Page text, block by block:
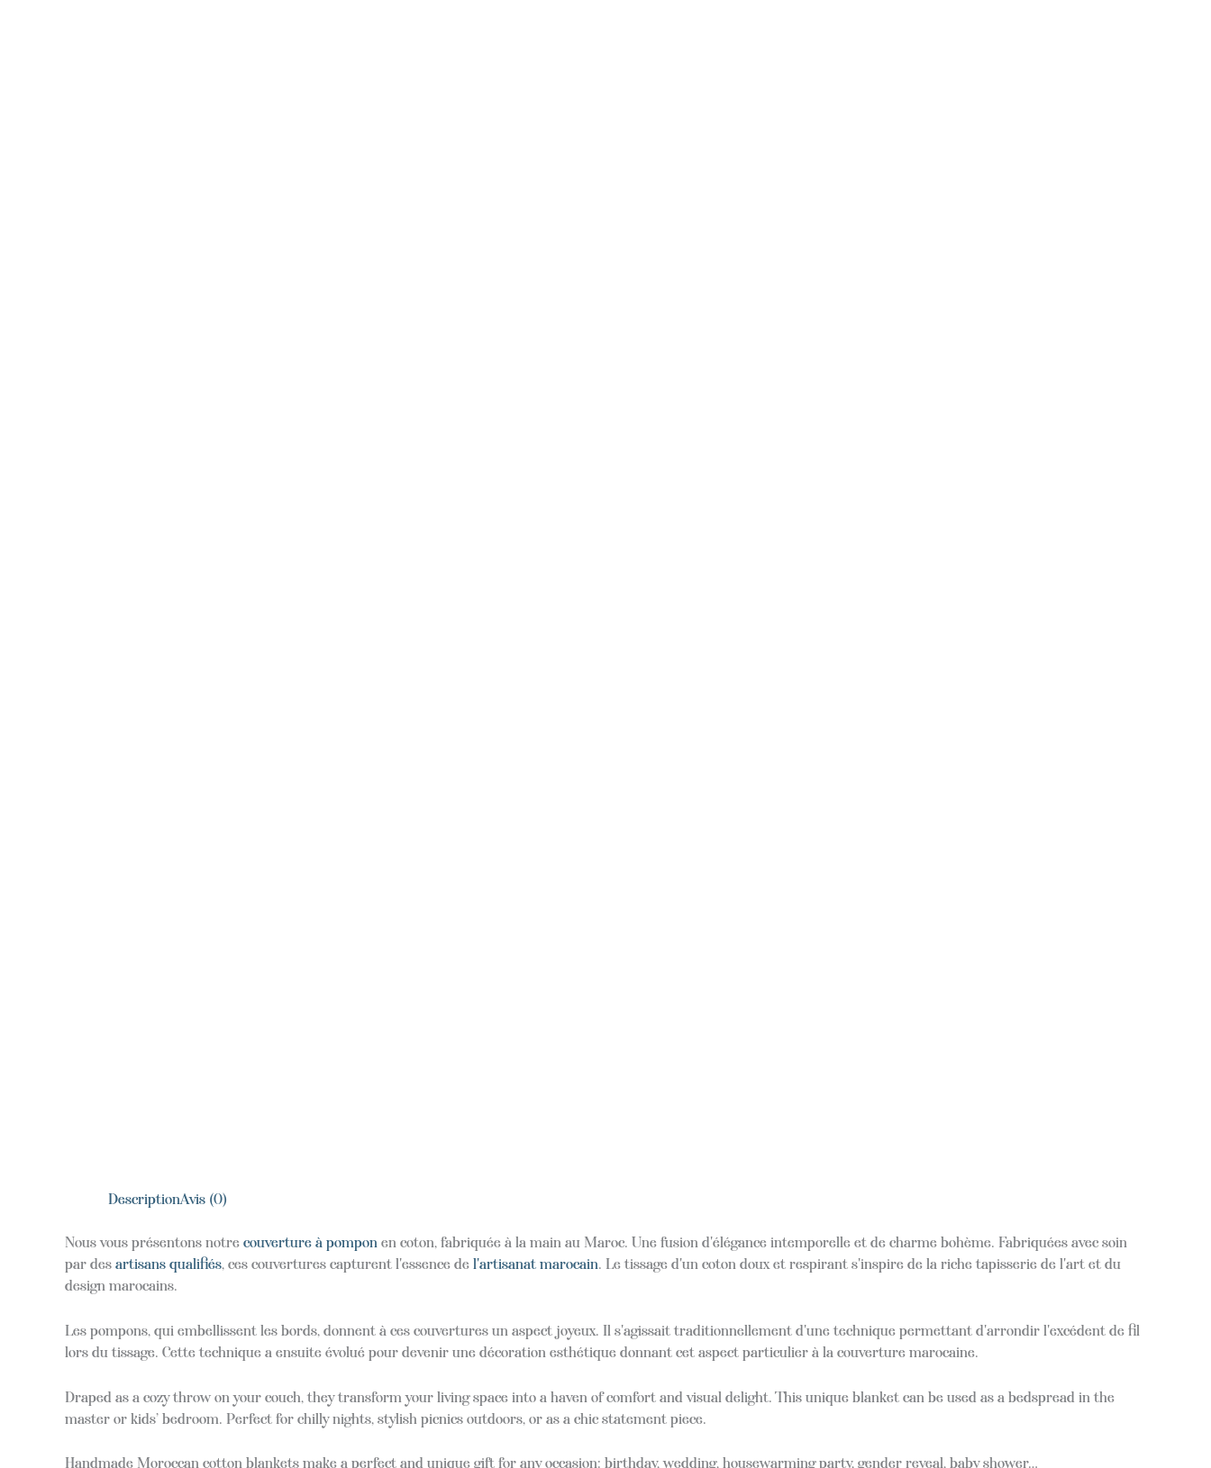
DescriptionAvis (0)
Nous vous présentons notre couverture à pompon en coton, fabriquée à la main au Maroc. Une fusion d'élégance intemporelle et de charme bohème. Fabriquées avec soin
par des artisans qualifiés, ces couvertures capturent l'essence de l'artisanat marocain. Le tissage d'un coton doux et respirant s'inspire de la riche tapisserie de l'art et du
design marocains.
Les pompons, qui embellissent les bords, donnent à ces couvertures un aspect joyeux. Il s'agissait traditionnellement d'une technique permettant d'arrondir l'excédent de fil
lors du tissage. Cette technique a ensuite évolué pour devenir une décoration esthétique donnant cet aspect particulier à la couverture marocaine.
Draped as a cozy throw on your couch, they transform your living space into a haven of comfort and visual delight. This unique blanket can be used as a bedspread in the
master or kids’ bedroom. Perfect for chilly nights, stylish picnics outdoors, or as a chic statement piece.
Handmade Moroccan cotton blankets make a perfect and unique gift for any occasion: birthday, wedding, housewarming party, gender reveal, baby shower…